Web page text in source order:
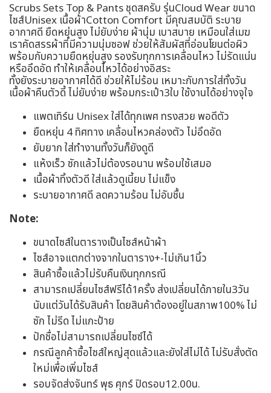
Scrubs Sets Top & Pants ชุดสครับ รุ่นCloud Wear ขนาด
ไซส์Unisex เนื้อผ้าCotton Comfort มีคุณสมบัติ ระบาย
อากาศดี ยืดหยุ่นสูง ไม่ยับง่าย ผ้านุ่ม เบาสบาย เหมือนใส่เมฆ
เราคัดสรรผ้าที่มีความนุ่มซอฟ ช่วยให้สัมผัสที่อ่อนโยนต่อผิว
พร้อมกับความยืดหยุ่นสูง รองรับทุกการเคลื่อนไหว ไม่รัดแน่น
หรืออึดอัด ทำให้เคลื่อนไหวได้อย่างอิสระ
ทั้งยังระบายอากาศได้ดี ช่วยให้ไม่ร้อน เหมาะกับการใส่ทั้งวัน
เนื้อผ้าคืนตัวดี้ ไม่ยับง่าย พร้อมกระเป๋า3ใบ ใช้งานได้อย่างจุใจ
แพตเทิร์น Unisex ใส่ได้ทุกเพศ ทรงสวย พอดีตัว
ยืดหยุ่น 4 ทิศทาง เคลื่อนไหวคล่องตัว ไม่อึดอัด
ยับยาก ใส่ทำงานทั้งวันก็ยังดูดี
แห้งเร็ว ซักแล้วไม่ต้องรอนาน พร้อมใช้เสมอ
เนื้อผ้าทิ้งตัวดี ใส่แล้วดูเนี้ยบ ไม่แข็ง
ระบายอากาศดี ลดความร้อน ไม่อับชื้น
Note:
ขนาดไซส์ในตารางเป็นไซส์หน้าผ้า
ไซส์อาจแตกต่างจากในตาราง+-ไม่เกิน1นิ้ว
สินค้าซื้อแล้วไม่รับคืนเงินทุกกรณี
สามารถเปลี่ยนไซส์ฟรีได้1ครั้ง ส่งเปลี่ยนได้ภายใน3วัน
นับแต่วันได้รับสินค้า โดยสินค้าต้องอยู่ในสภาพ100% ไม่
ซัก ไม่รีด ไม่แกะป้าย
ปักชื่อไม่สามารถเปลี่ยนไซซ์ได้
กรณีลูกค้าซื้อไซส์ใหญ่สุดแล้วและยังใส่ไม่ได้ ไม่รับสั่งตัด
ใหม่เพื่อเพิ่มไซส์
รอบจัดส่งจันทร์ พุธ ศุกร์ ปิดรอบ12.00น.